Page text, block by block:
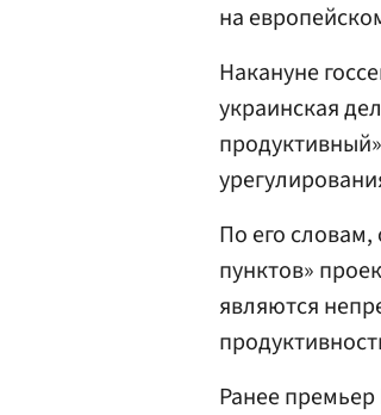
на
Накануне
украинская
По его словам,
пунктов»
являются
Ранее